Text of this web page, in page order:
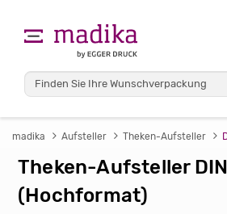
madika Aufsteller Theken-Aufsteller
Theken-Aufsteller
(Hochformat)